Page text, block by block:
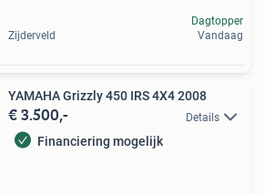
Zijderveld
Dagtopper
Vandaag
YAMAHA Grizzly 450 IRS 4X4 2008
€ 3.500,- Details
Financiering mogelijk